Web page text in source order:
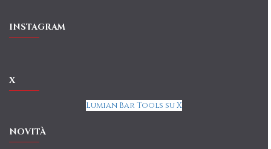
INSTAGRAM
X
Lumian Bar Tools su X
NOVITÀ